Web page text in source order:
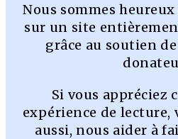
Nous sommes
sur un site
grâce au soutien
Si vous appréciez
expérience de lecture,
aussi, nous aider à